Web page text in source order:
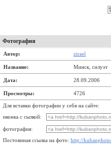
Фотография
Автор: zirael
Название: Минск, силуэт
Дата: 28.09.2006
Просмотры: 4726
Для вставки фотографии у себя на сайте:
иконка с сылкой:
фотография:
Постоянная ссылка на фото: http://